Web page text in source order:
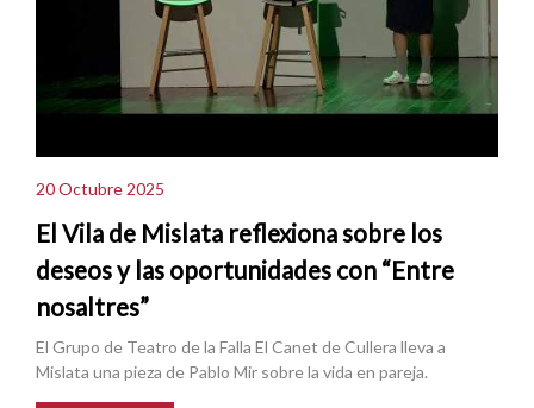
20 Octubre 2025
El Vila de Mislata reflexiona sobre los
deseos y las oportunidades con “Entre
nosaltres”
El Grupo de Teatro de la Falla El Canet de Cullera lleva a
Mislata una pieza de Pablo Mir sobre la vida en pareja.